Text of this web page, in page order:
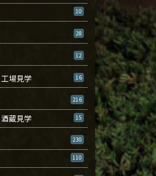
10
28
12
場見学 16
216
蔵見学 15
230
110